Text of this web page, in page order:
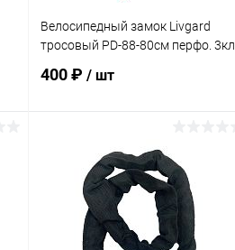
Велосипедный замок Livgard
тросовый PD-88-80см перфо. 3кл.
400 ₽ / шт
В корзину
Купить в 1 клик Сравнение
В избранное В наличии